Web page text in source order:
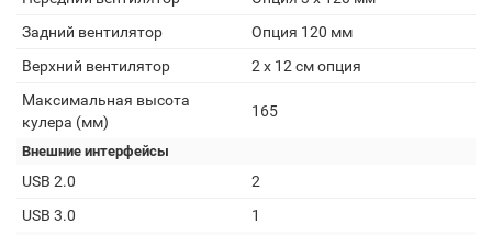
Задний вентилятор
Опция 120 мм
Верхний вентилятор
2 x 12 см опция
Максимальная высота
кулера (мм)
165
Внешние интерфейсы
USB 2.0
2
USB 3.0
1